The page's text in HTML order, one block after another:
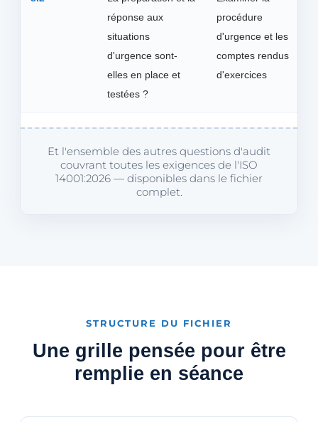
réponse aux
situations
d'urgence sont-
elles en place et
testées ?
procédure
d'urgence et les
comptes rendus
d'exercices
Et l'ensemble des autres questions d'audit
couvrant toutes les exigences de l'ISO
14001:2026 — disponibles dans le fichier
complet.
STRUCTURE DU FICHIER
Une grille pensée pour être
remplie en séance